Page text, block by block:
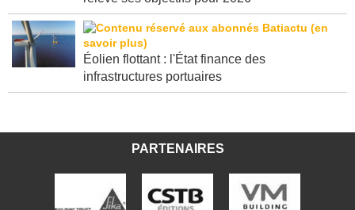
Éolien flottant : l'État finance des